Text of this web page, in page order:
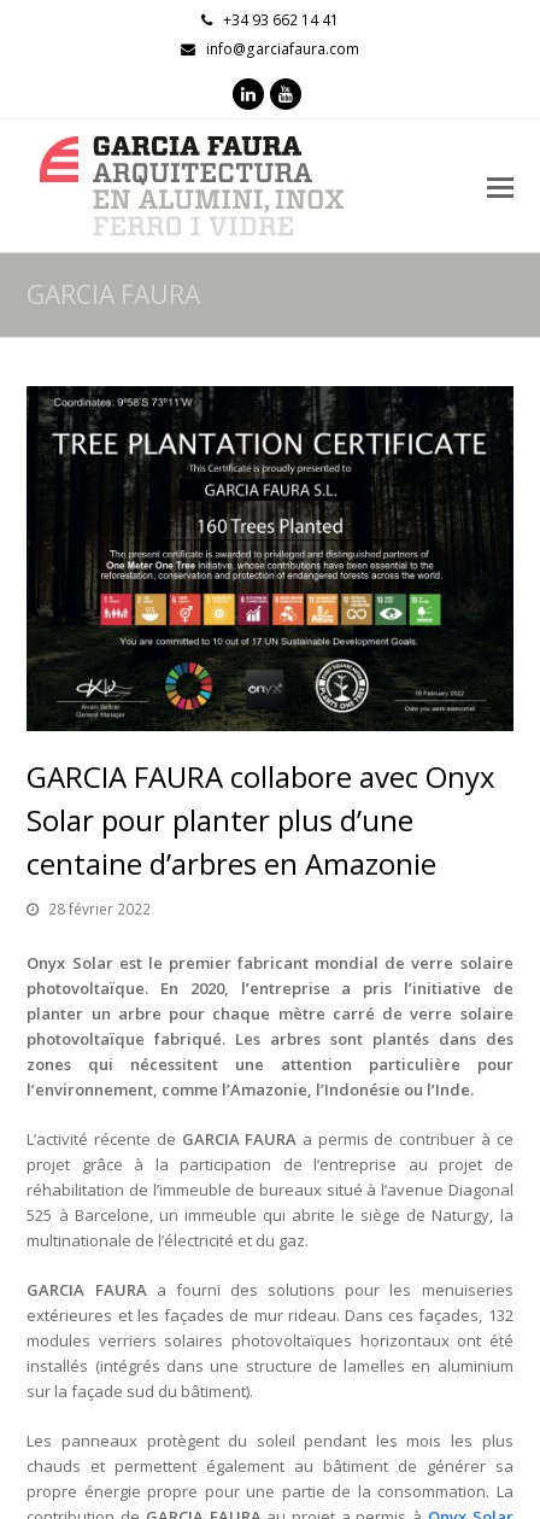
+34 93 662 14 41
info@garciafaura.com
LinkedInYoutube
GARCIA FAURA
GARCIA FAURA collabore avec Onyx
Solar pour planter plus d’une
centaine d’arbres en Amazonie
28 février 2022
Onyx Solar est le premier fabricant mondial de verre solaire
photovoltaïque. En 2020, l’entreprise a pris l’initiative de
planter un arbre pour chaque mètre carré de verre solaire
photovoltaïque fabriqué. Les arbres sont plantés dans des
zones qui nécessitent une attention particulière pour
l’environnement, comme l’Amazonie, l’Indonésie ou l’Inde.
L’activité récente de GARCIA FAURA a permis de contribuer à ce
projet grâce à la participation de l’entreprise au projet de
réhabilitation de l’immeuble de bureaux situé à l’avenue Diagonal
525 à Barcelone, un immeuble qui abrite le siège de Naturgy, la
multinationale de l’électricité et du gaz.
GARCIA FAURA a fourni des solutions pour les menuiseries
extérieures et les façades de mur rideau. Dans ces façades, 132
modules verriers solaires photovoltaïques horizontaux ont été
installés (intégrés dans une structure de lamelles en aluminium
sur la façade sud du bâtiment).
Les panneaux protègent du soleil pendant les mois les plus
chauds et permettent également au bâtiment de générer sa
propre énergie propre pour une partie de la consommation. La